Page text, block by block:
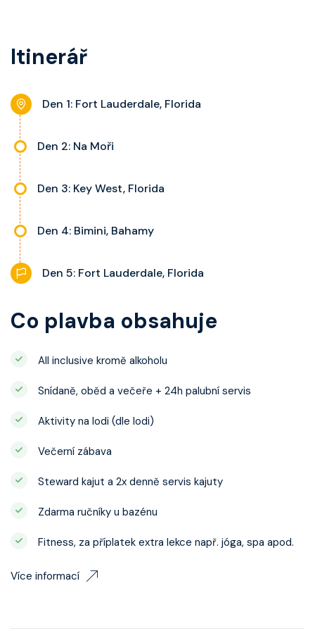
kajuty.
nastavitelnou klimatizaci,
noční stolky, trezor a balkon s
výhledem, velikost kajuty a balkonu
Itinerář
Den 1: Fort Lauderdale, Florida
Den 2: Na Moři
Den 3: Key West, Florida
Den 4: Bimini, Bahamy
Den 5: Fort Lauderdale, Florida
Co plavba obsahuje
All inclusive kromě alkoholu
Snídaně, oběd a večeře + 24h palubní servis
Aktivity na lodi (dle lodi)
Večerní zábava
Steward kajut a 2x denně servis kajuty
Zdarma ručníky u bazénu
Fitness, za příplatek extra lekce např. jóga, spa apod.
Více informací